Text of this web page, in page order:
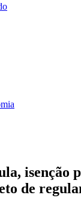
isenção
de